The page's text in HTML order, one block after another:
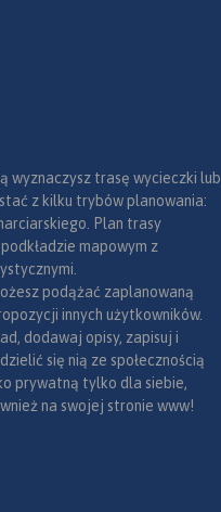
wyznaczysz trasę wycieczki lub
z kilku trybów planowania:
Plan trasy
mapowym z
podążać zaplanowaną
innych użytkowników.
dodawaj opisy, zapisuj i
się nią ze społecznością
prywatną tylko dla siebie,
na swojej stronie www!